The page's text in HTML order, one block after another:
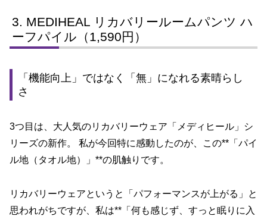
MEDIHEAL リカバリールームパンツ ハ
ーフパイル（1,590円）
「機能向上」ではなく「無」になれる素晴らし
さ
3つ目は、大人気のリカバリーウェア「メディヒール」シ
リーズの新作。 私が今回特に感動したのが、この**「パイ
ル地（タオル地）」**の肌触りです。
リカバリーウェアというと「パフォーマンスが上がる」と
思われがちですが、私は**「何も感じず、すっと眠りに入